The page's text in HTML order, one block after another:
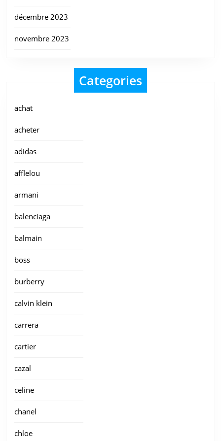
décembre 2023
novembre 2023
Categories
achat
acheter
adidas
afflelou
armani
balenciaga
balmain
boss
burberry
calvin klein
carrera
cartier
cazal
celine
chanel
chloe